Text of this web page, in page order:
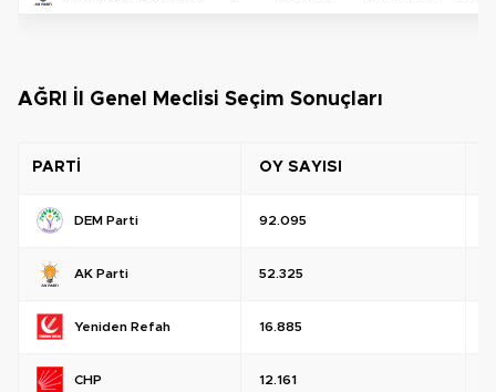
AĞRI İl Genel Meclisi Seçim Sonuçları
PARTİ OY SAYISI
DEM Parti 92.095
AK Parti 52.325
Yeniden Refah 16.885
CHP 12.161